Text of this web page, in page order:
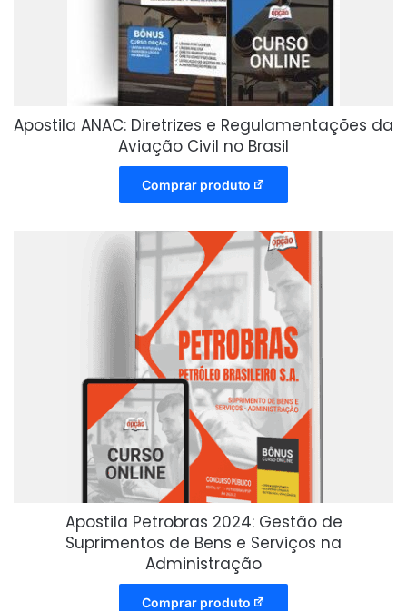
Apostila ANAC: Diretrizes e Regulamentações da
Aviação Civil no Brasil
Comprar produto
Apostila Petrobras 2024: Gestão de
Suprimentos de Bens e Serviços na
Administração
Comprar produto